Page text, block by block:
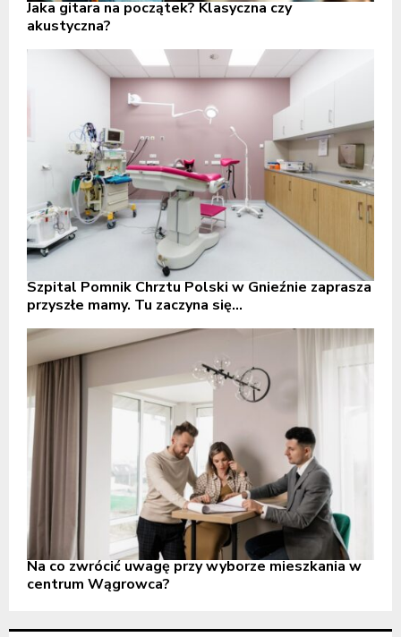
Jaka gitara na początek? Klasyczna czy
akustyczna?
Szpital Pomnik Chrztu Polski w Gnieźnie zaprasza
przyszłe mamy. Tu zaczyna się...
Na co zwrócić uwagę przy wyborze mieszkania w
centrum Wągrowca?